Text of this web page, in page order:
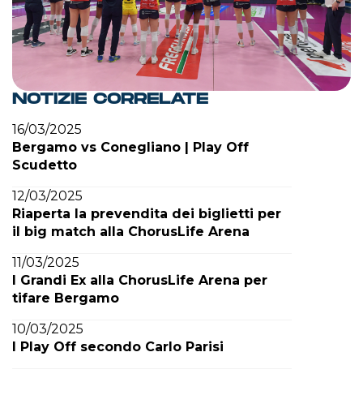
NOTIZIE CORRELATE
16/03/2025
Bergamo vs Conegliano | Play Off
Scudetto
12/03/2025
Riaperta la prevendita dei biglietti per
il big match alla ChorusLife Arena
11/03/2025
I Grandi Ex alla ChorusLife Arena per
tifare Bergamo
10/03/2025
I Play Off secondo Carlo Parisi